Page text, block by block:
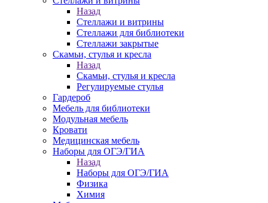
Назад
Стеллажи и витрины
Стеллажи для библиотеки
Стеллажи закрытые
Скамьи, стулья и кресла
Назад
Скамьи, стулья и кресла
Регулируемые стулья
Гардероб
Мебель для библиотеки
Модульная мебель
Кровати
Медицинская мебель
Наборы для ОГЭ/ГИА
Назад
Наборы для ОГЭ/ГИА
Физика
Химия